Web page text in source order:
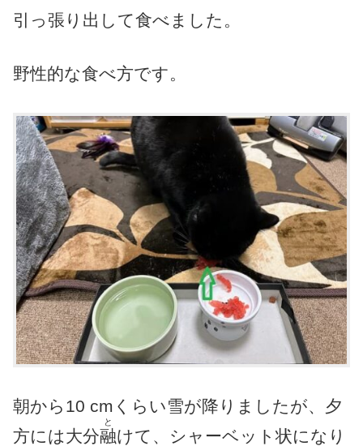
引っ張り出して食べました。
野性的な食べ方です。
朝から10 cmくらい雪が降りましたが、夕
方には大分融
と
けて、シャーベット状になり